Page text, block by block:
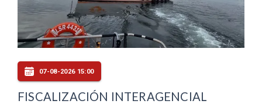
07-08-2026 15:00
FISCALIZACIÓN INTERAGENCIAL